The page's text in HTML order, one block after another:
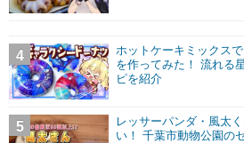
ホットケーキミックス
を作ってみた！ 流れる
ピを紹介
4
レッサーパンダ・風太
い！ 千葉市動物公園の
5